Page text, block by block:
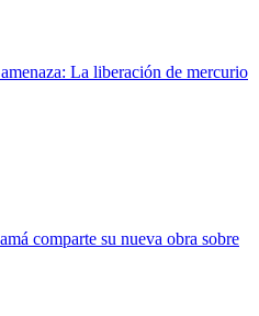
La liberación de mercurio
comparte su nueva obra sobre